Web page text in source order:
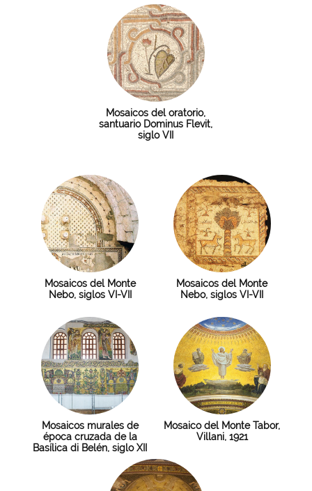
Mosaicos del oratorio,
santuario Dominus Flevit,
siglo VII
Mosaicos del Monte
Nebo, siglos VI-VII
Mosaicos del Monte
Nebo, siglos VI-VII
Mosaicos murales de
época cruzada de la
Basílica di Belén, siglo XII
Mosaico del Monte Tabor,
Villani, 1921